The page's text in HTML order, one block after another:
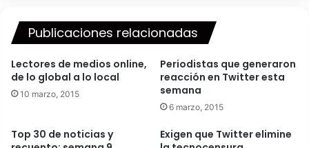
Publicaciones relacionadas
Lectores de medios online,
de lo global a lo local
10 marzo, 2015
Periodistas que generaron
reacción en Twitter esta
semana
6 marzo, 2015
Top 30 de noticias y
Exigen que Twitter elimine